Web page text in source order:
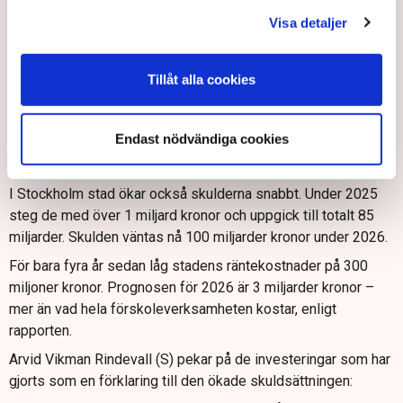
Visa detaljer
Tillåt alla cookies
Endast nödvändiga cookies
Arvid Vikman Rindevall (S), ordförande i arbetsmarknadsnämnden.
I Stockholm stad ökar också skulderna snabbt. Under 2025
steg de med över 1 miljard kronor och uppgick till totalt 85
miljarder. Skulden väntas nå 100 miljarder kronor under 2026.
För bara fyra år sedan låg stadens räntekostnader på 300
miljoner kronor. Prognosen för 2026 är 3 miljarder kronor –
mer än vad hela förskoleverksamheten kostar, enligt
rapporten.
Arvid Vikman Rindevall (S) pekar på de investeringar som har
gjorts som en förklaring till den ökade skuldsättningen: